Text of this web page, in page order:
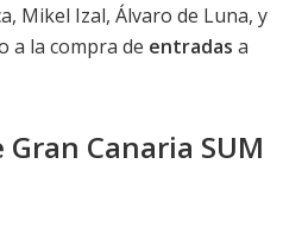
Mikel Izal, Álvaro de Luna, y
a la compra de entradas a
Canaria SUM